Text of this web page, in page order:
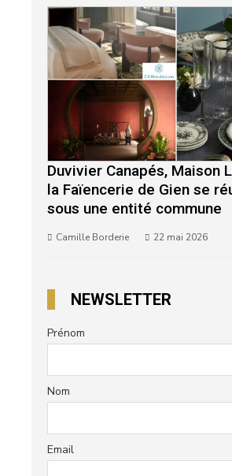
Duvivier Canapés, Maison
la Faïencerie de Gien se
sous une entité commune
Camille Borderie 22 mai 2026
NEWSLETTER
Prénom
Nom
Email